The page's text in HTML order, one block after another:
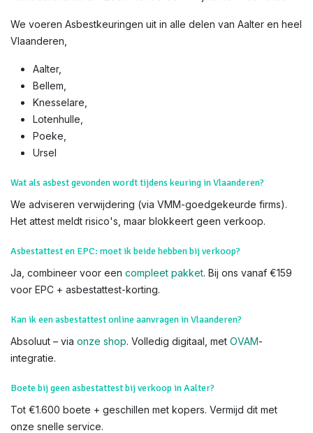
We voeren Asbestkeuringen uit in alle delen van Aalter en heel
Vlaanderen,
Aalter,
Bellem,
Knesselare,
Lotenhulle,
Poeke,
Ursel​
Wat als asbest gevonden wordt tijdens keuring in Vlaanderen?
We adviseren verwijdering (via VMM-goedgekeurde firms).
Het attest meldt risico's, maar blokkeert geen verkoop.
Asbestattest en EPC: moet ik beide hebben bij verkoop?
Ja, combineer voor een compleet pakket. Bij ons vanaf €159
voor EPC + asbestattest-korting.
Kan ik een asbestattest online aanvragen in Vlaanderen?
Absoluut – via onze shop. Volledig digitaal, met OVAM-
integratie.
Boete bij geen asbestattest bij verkoop in Aalter?
Tot €1.600 boete + geschillen met kopers. Vermijd dit met
onze snelle service.